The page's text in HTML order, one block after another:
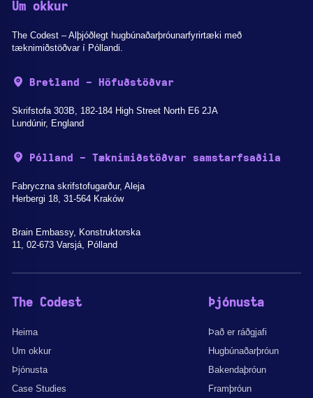
Um okkur
The Codest – Alþjóðlegt hugbúnaðarþróunarfyrirtæki með
tæknimiðstöðvar í Póllandi.
Bretland - Höfuðstöðvar
Skrifstofa 303B, 182-184 High Street North E6 2JA
Lundúnir, England
Pólland - Tæknimiðstöðvar samstarfsaðila
Fabryczna skrifstofugarður, Aleja
Herbergi 18, 31-564 Kraków
Brain Embassy, Konstruktorska
11, 02-673 Varsjá, Pólland
The Codest
Heima
Um okkur
Þjónusta
Case Studies
Þjónusta
Það er ráðgjafi
Hugbúnaðarþróun
Bakendaþróun
Framþróun